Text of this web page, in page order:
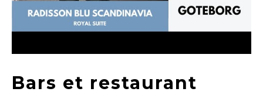
Bars et restaurant